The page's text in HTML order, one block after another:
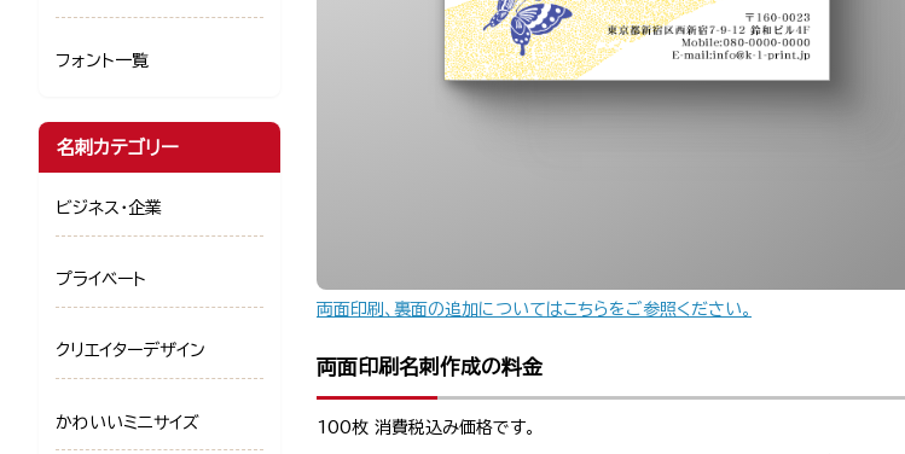
両面印刷、裏面の追加についてはこちらをご参照ください。
両面印刷名刺作成の料金
100枚 消費税込み価格です。
フォント一覧
名刺カテゴリー
ビジネス・企業
プライベート
クリエイターデザイン
かわいいミニサイズ